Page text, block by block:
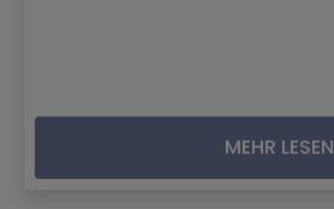
MEHR LESEN